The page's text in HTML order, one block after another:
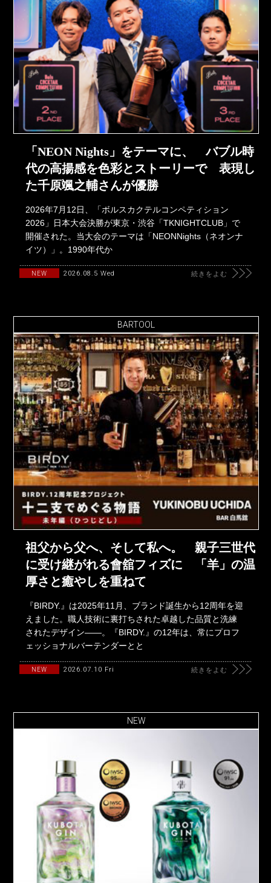
「NEON Nights」をテーマに、 バブル時
代の高揚感を色彩とストーリーで 表現し
た千原颯之輔さんが優勝
2026年7月12日、「ボルスカクテルコンペティション
2026」日本大会決勝が東京・渋谷「TKNIGHTCLUB」で
開催された。当大会のテーマは「NEONNights（ネオンナ
イツ）」。1990年代か
NEW 2026.08.5 Wed 続きをよむ
BARTOOL
祖父から父へ、そして私へ。 親子三世代
に受け継がれる會舘フィズに 「羊」の温
厚さと癒やしを重ねて
『BIRDY.』は2025年11月、ブランド誕生から12周年を迎
えました。職人技術に裏打ちされた卓越した品質と洗練
されたデザイン――。『BIRDY.』の12年は、常にプロフ
ェッショナルバーテンダーとと
NEW 2026.07.10 Fri 続きをよむ
NEW